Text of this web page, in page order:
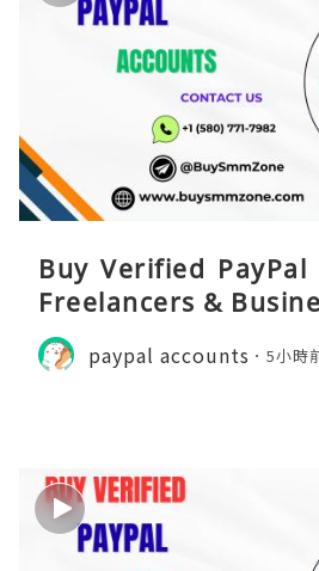
Buy Verified
Freelancers &
paypal accounts 5小時